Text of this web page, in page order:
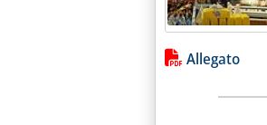
ListaAllegato